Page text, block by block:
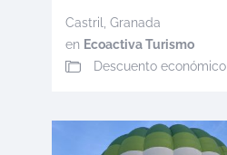
Castril
Granada
en Ecoactiva Turismo
Descuento económico